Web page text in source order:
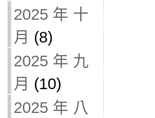
2025 年 十
月 (8)
2025 年 九
月 (10)
2025 年 八